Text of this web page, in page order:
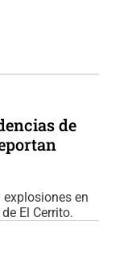
de
en
El Cerrito.